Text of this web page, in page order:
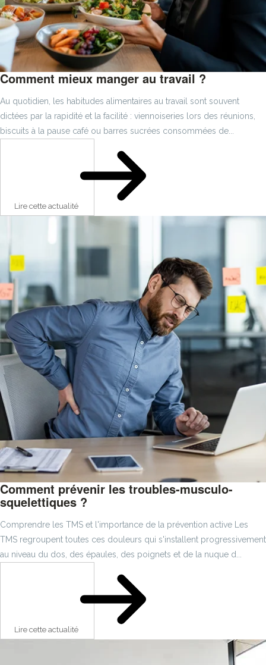
Comment mieux manger au travail ?
Au quotidien, les habitudes alimentaires au travail sont souvent
dictées par la rapidité et la facilité : viennoiseries lors des réunions,
biscuits à la pause café ou barres sucrées consommées de...
Lire cette actualité
Comment prévenir les troubles-musculo-
squelettiques ?
Comprendre les TMS et l'importance de la prévention active Les
TMS regroupent toutes ces douleurs qui s'installent progressivement
au niveau du dos, des épaules, des poignets et de la nuque d...
Lire cette actualité